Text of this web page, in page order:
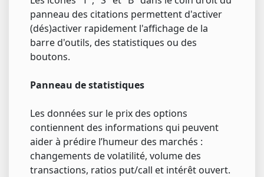
panneau des citations permettent d'activer
(dés)activer rapidement l'affichage de la
barre d'outils, des statistiques ou des
boutons.
Panneau de statistiques
Les données sur le prix des options
contiennent des informations qui peuvent
aider à prédire l’humeur des marchés :
changements de volatilité, volume des
transactions, ratios put/call et intérêt ouvert.